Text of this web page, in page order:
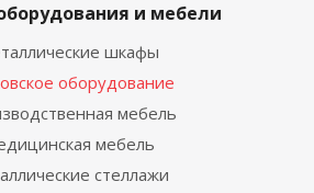
и мебели
шкафы
оборудование
мебель
мебель
стеллажи